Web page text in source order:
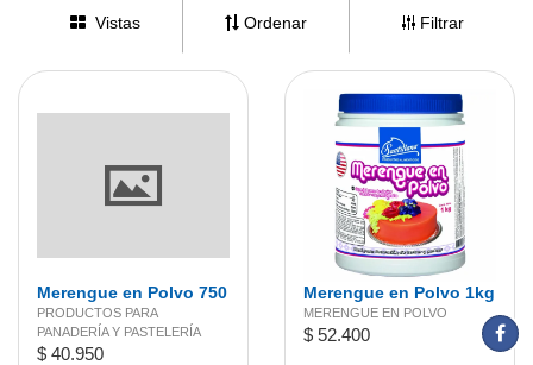
Vistas Ordenar Filtrar
Merengue en Polvo 750
g
PRODUCTOS PARA
PANADERÍA Y PASTELERÍA
$ 40.950
Merengue en Polvo 1kg
MERENGUE EN POLVO
$ 52.400